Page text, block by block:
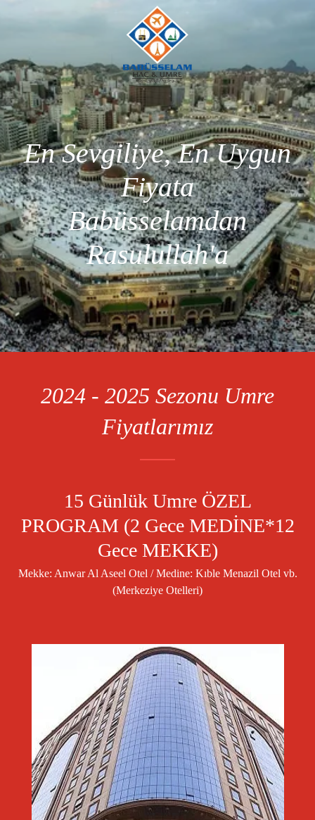
En Sevgiliye, En Uygun
Fiyata
Babüsselamdan
Rasulullah'a
2024 - 2025 Sezonu Umre
Fiyatlarımız
15 Günlük Umre ÖZEL
PROGRAM (2 Gece MEDİNE*12
Gece MEKKE)
Mekke: Anwar Al Aseel Otel / Medine: Kıble Menazil Otel vb.
(Merkeziye Otelleri)